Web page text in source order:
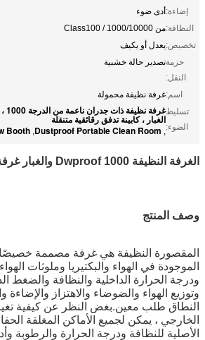
إضاءة:أدى ضوء
النظافة:من Class100 / 1000/10000
تخصيص:يعدل أو يكيف
حزمة
النقل:
تصدير حالة خشبية
اسم:غرفة نظيفة محمولة
تسليط
الضوء:
الغبار ، كابينة تدفق رقائقية متنقلة
,
Dustproof Portable Clean Room
,
Booth
الغرفة النظيفة 1000 Dwproof والغبار غرفة نظيفة
وصف المنتج
المقصورة النظيفة هي غرفة مصممة خصيصًا
الموجودة في الهواء والبكتيريا وملوثات
ودرجة الحرارة الداخلية والنظافة والضغط
وتوزيع الهواء والضوضاء والاهتزاز والإضاءة
النطاق طلب معين.بغض النظر عن كيفية
الخارجي ، يمكن لجميع الأماكن المغلقة
الأصلية للنظافة ودرجة الحرارة والرطوبة